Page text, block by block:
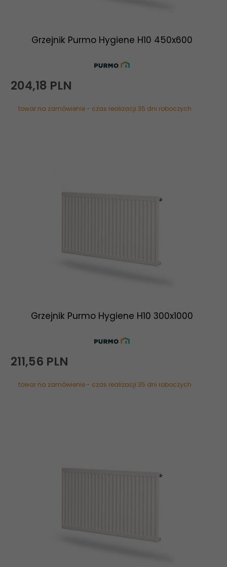
Grzejnik Purmo Hygiene H10 450x600
204,18 PLN
towar na zamówienie - czas realizacji 35 dni roboczych
Grzejnik Purmo Hygiene H10 300x1000
211,56 PLN
towar na zamówienie - czas realizacji 35 dni roboczych